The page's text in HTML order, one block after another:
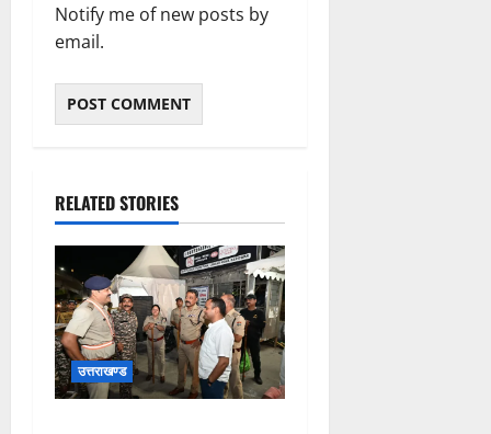
Notify me of new posts by
email.
RELATED STORIES
उत्तराखण्ड